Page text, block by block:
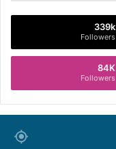
339k
Followers
84K
Followers